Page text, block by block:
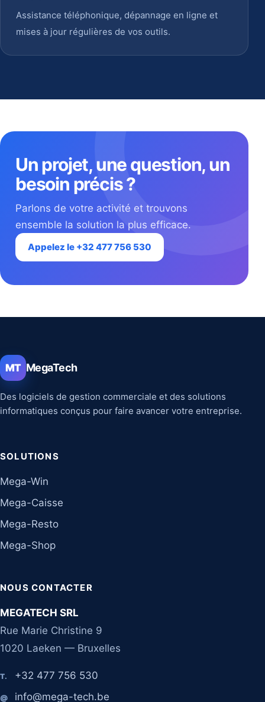
Assistance téléphonique, dépannage en ligne et
mises à jour régulières de vos outils.
Un projet, une question, un
besoin précis ?
Parlons de votre activité et trouvons
ensemble la solution la plus efficace.
Appelez le +32 477 756 530
MT MegaTech
Des logiciels de gestion commerciale et des solutions
informatiques conçus pour faire avancer votre entreprise.
SOLUTIONS
Mega-Win
Mega-Caisse
Mega-Resto
Mega-Shop
NOUS CONTACTER
MEGATECH SRL
Rue Marie Christine 9
1020 Laeken — Bruxelles
T. +32 477 756 530
@ info@mega-tech.be